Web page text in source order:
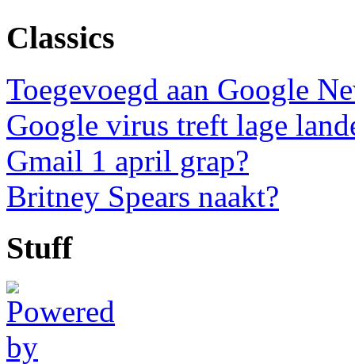
Classics
Toegevoegd aan Google
Google virus treft lage
Gmail 1 april grap?
Britney Spears naakt?
Stuff